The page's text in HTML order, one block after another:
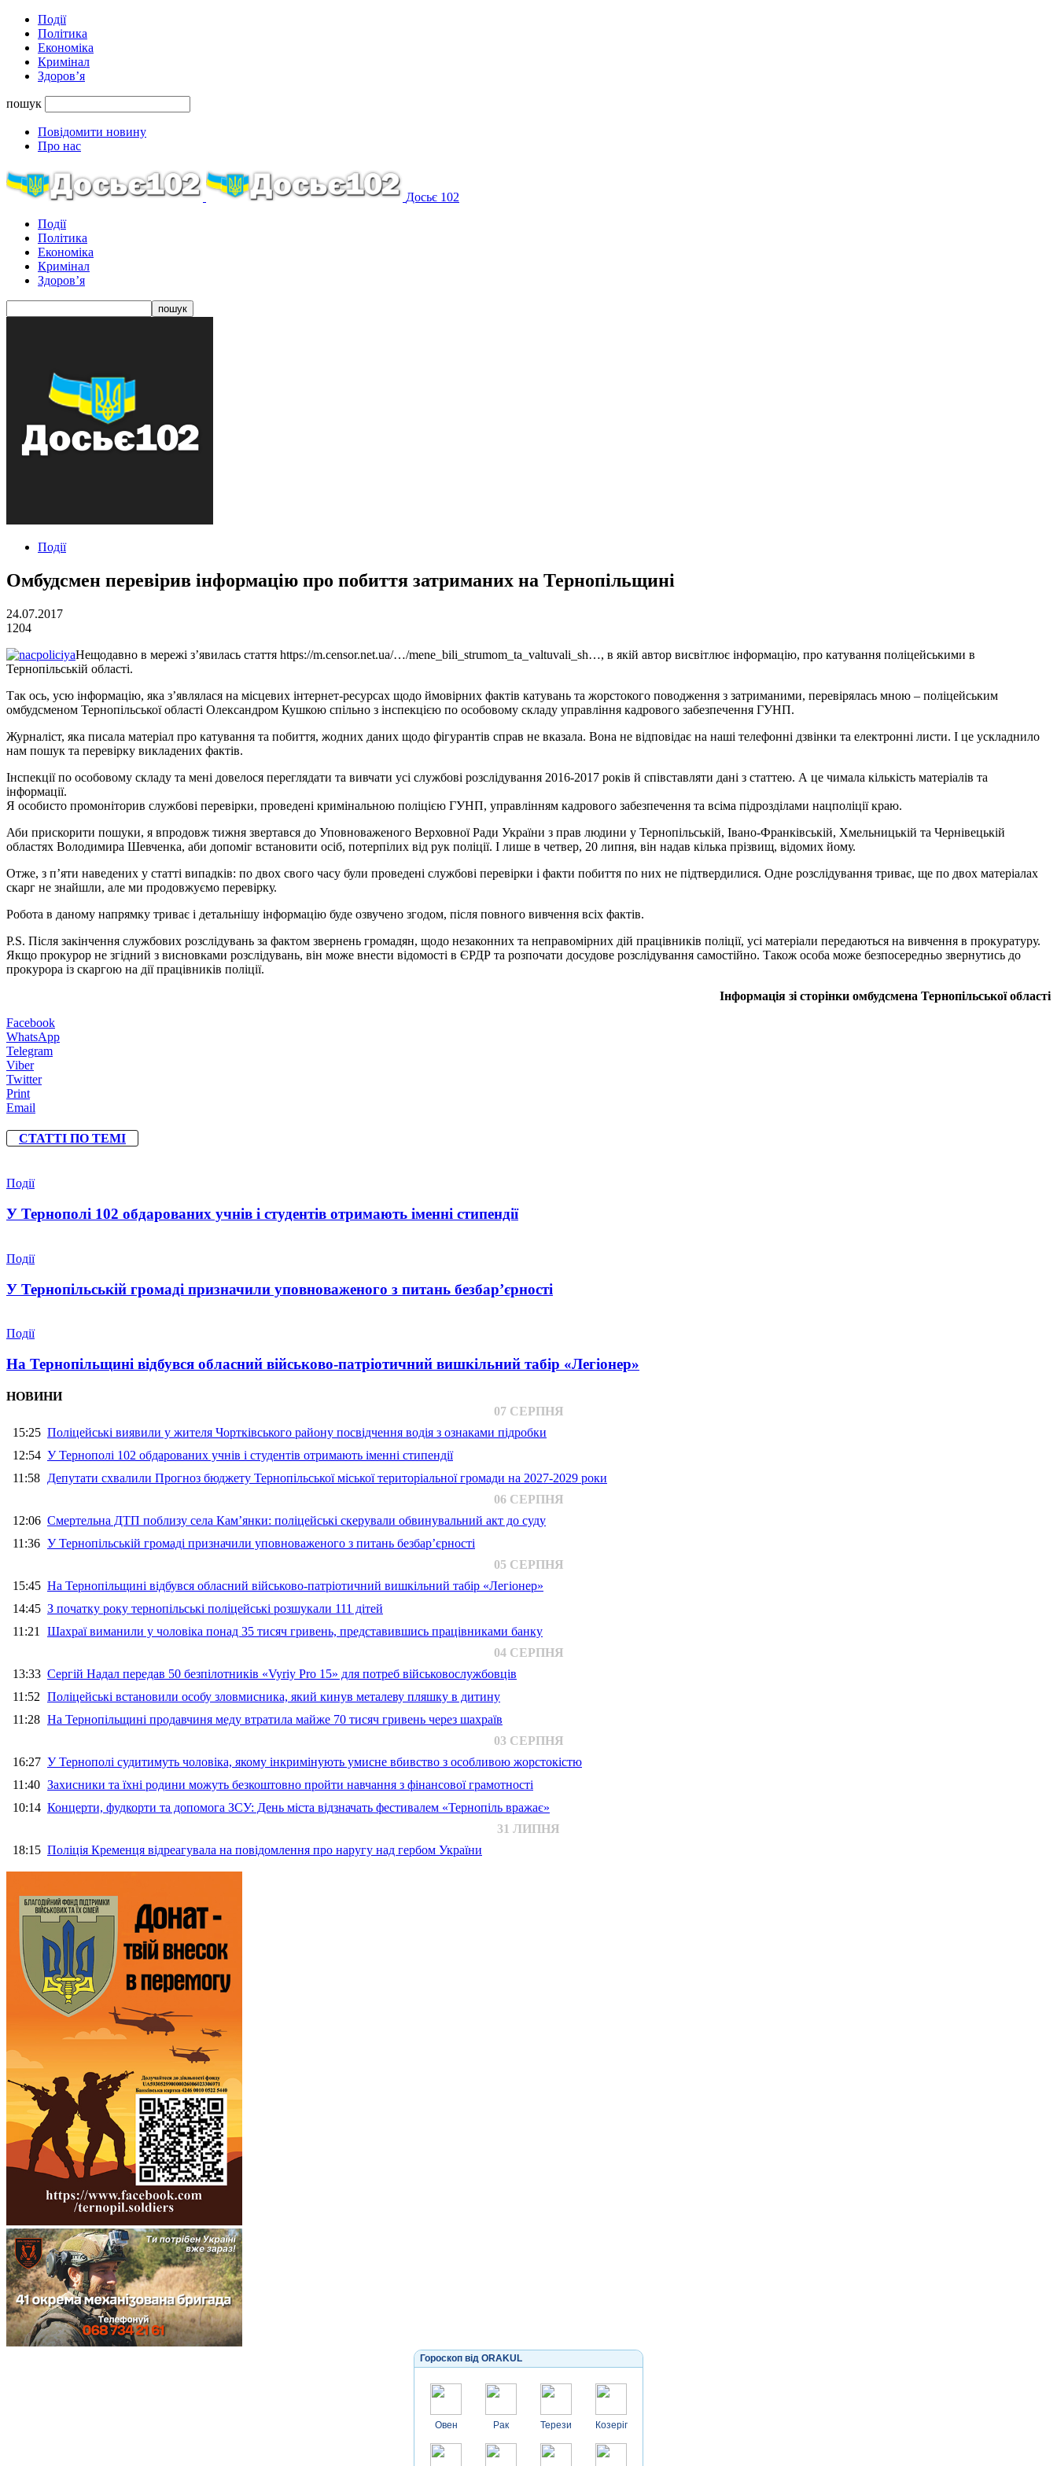
Події
Політика
Економіка
Кримінал
Здоров’я
пошук
Повідомити новину
Про нас
Досьє 102
Події
Політика
Економіка
Кримінал
Здоров’я
Події
Омбудсмен перевірив інформацію про побиття затриманих на Тернопільщині
24.07.2017
1204
Нещодавно в мережі з’явилась стаття https://m.censor.net.ua/…/mene_bili_strumom_ta_valtuvali_sh…, в якій автор висвітлює інформацію, про катування поліцейськими в
Тернопільській області.
Так ось, усю інформацію, яка з’являлася на місцевих інтернет-ресурсах щодо ймовірних фактів катувань та жорстокого поводження з затриманими, перевірялась мною – поліцейським
омбудсменом Тернопільської області Олександром Кушкою спільно з інспекцією по особовому складу управління кадрового забезпечення ГУНП.
Журналіст, яка писала матеріал про катування та побиття, жодних даних щодо фігурантів справ не вказала. Вона не відповідає на наші телефонні дзвінки та електронні листи. І це ускладнило
нам пошук та перевірку викладених фактів.
Інспекції по особовому складу та мені довелося переглядати та вивчати усі службові розслідування 2016-2017 років й співставляти дані з статтею. А це чимала кількість матеріалів та
інформації.
Я особисто промоніторив службові перевірки, проведені кримінальною поліцією ГУНП, управлінням кадрового забезпечення та всіма підрозділами нацполіції краю.
Аби прискорити пошуки, я впродовж тижня звертався до Уповноваженого Верховної Ради України з прав людини у Тернопільській, Івано-Франківській, Хмельницькій та Чернівецькій
областях Володимира Шевченка, аби допоміг встановити осіб, потерпілих від рук поліції. І лише в четвер, 20 липня, він надав кілька прізвищ, відомих йому.
Отже, з п’яти наведених у статті випадків: по двох свого часу були проведені службові перевірки і факти побиття по них не підтвердилися. Одне розслідування триває, ще по двох матеріалах
скарг не знайшли, але ми продовжуємо перевірку.
Робота в даному напрямку триває і детальнішу інформацію буде озвучено згодом, після повного вивчення всіх фактів.
P.S. Після закінчення службових розслідувань за фактом звернень громадян, щодо незаконних та неправомірних дій працівників поліції, усі матеріали передаються на вивчення в прокуратуру.
Якщо прокурор не згідний з висновками розслідувань, він може внести відомості в ЄРДР та розпочати досудове розслідування самостійно. Також особа може безпосередньо звернутись до
прокурора із скаргою на дії працівників поліції.
Інформація зі сторінки омбудсмена Тернопільської області
Facebook
WhatsApp
Telegram
Viber
Twitter
Print
Email
СТАТТІ ПО ТЕМІ
Події
У Тернополі 102 обдарованих учнів і студентів отримають іменні стипендії
Події
У Тернопільській громаді призначили уповноваженого з питань безбар’єрності
Події
На Тернопільщині відбувся обласний військово-патріотичний вишкільний табір «Легіонер»
НОВИНИ
07 СЕРПНЯ
15:25 Поліцейські виявили у жителя Чортківського району посвідчення водія з ознаками підробки
12:54 У Тернополі 102 обдарованих учнів і студентів отримають іменні стипендії
11:58 Депутати схвалили Прогноз бюджету Тернопільської міської територіальної громади на 2027-2029 роки
06 СЕРПНЯ
12:06 Смертельна ДТП поблизу села Кам’янки: поліцейські скерували обвинувальний акт до суду
11:36 У Тернопільській громаді призначили уповноваженого з питань безбар’єрності
05 СЕРПНЯ
15:45 На Тернопільщині відбувся обласний військово-патріотичний вишкільний табір «Легіонер»
14:45 З початку року тернопільські поліцейські розшукали 111 дітей
11:21 Шахраї виманили у чоловіка понад 35 тисяч гривень, представившись працівниками банку
04 СЕРПНЯ
13:33 Сергій Надал передав 50 безпілотників «Vyriy Pro 15» для потреб військовослужбовців
11:52 Поліцейські встановили особу зловмисника, який кинув металеву пляшку в дитину
11:28 На Тернопільщині продавчиня меду втратила майже 70 тисяч гривень через шахраїв
03 СЕРПНЯ
16:27 У Тернополі судитимуть чоловіка, якому інкримінують умисне вбивство з особливою жорстокістю
11:40 Захисники та їхні родини можуть безкоштовно пройти навчання з фінансової грамотності
10:14 Концерти, фудкорти та допомога ЗСУ: День міста відзначать фестивалем «Тернопіль вражає»
31 ЛИПНЯ
18:15 Поліція Кременця відреагувала на повідомлення про наругу над гербом України
Гороскоп від ORAKUL
Овен Рак Терези Козеріг